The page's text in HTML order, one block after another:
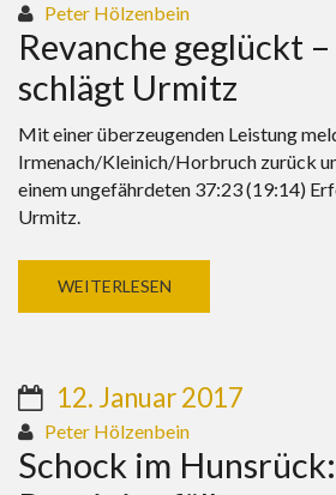
Peter Hölzenbein
Revanche geglückt –
schlägt Urmitz
Mit einer überzeugenden Leistung
Irmenach/Kleinich/Horbruch zurück
einem ungefährdeten 37:23 (19:14)
Urmitz.
WEITERLESEN
12. Januar 2017
Peter Hölzenbein
Schock im